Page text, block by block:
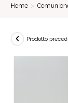
Home >
Prodotto